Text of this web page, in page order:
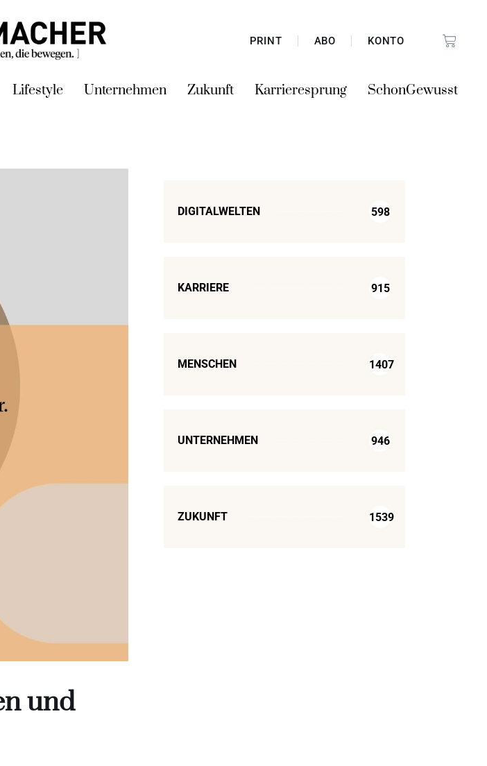
PRINT ABO KONTO
Lifestyle Unternehmen Zukunft Karrieresprung SchonGewusst
und
DIGITALWELTEN 598
KARRIERE 915
MENSCHEN 1407
UNTERNEHMEN 946
ZUKUNFT 1539